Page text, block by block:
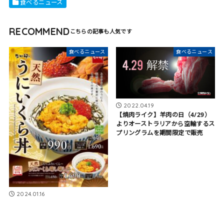
食べるニュース
RECOMMEND
食べるニュース
2024.01.16
食べるニュース
2022.04.19
【焼肉ライク】羊肉の日（4/29）
よりオーストラリアから空輸するス
プリングラムを期間限定で販売